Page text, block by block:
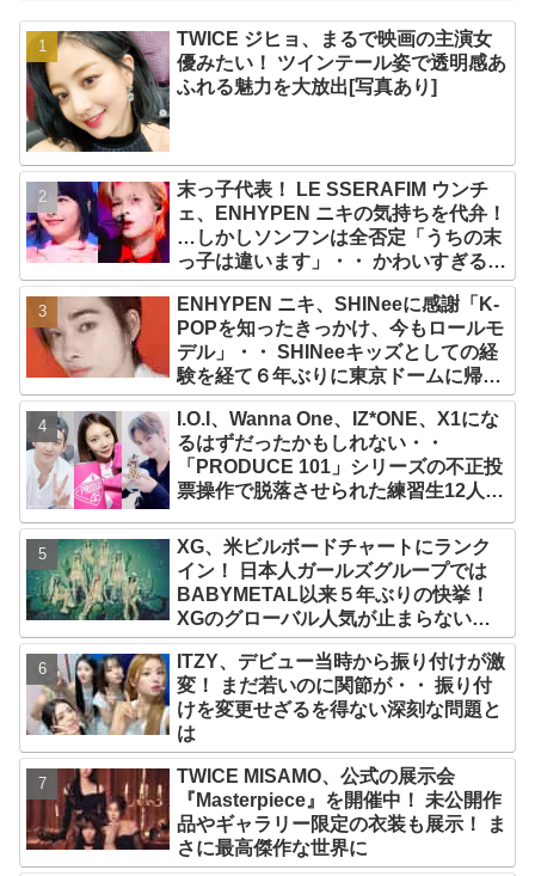
TWICE ジヒョ、まるで映画の主演女
優みたい！ ツインテール姿で透明感あ
ふれる魅力を大放出[写真あり]
末っ子代表！ LE SSERAFIM ウンチ
ェ、ENHYPEN ニキの気持ちを代弁！
…しかしソンフンは全否定「うちの末
っ子は違います」・・ かわいすぎる２
人の会話に爆笑
ENHYPEN ニキ、SHINeeに感謝「K-
POPを知ったきっかけ、今もロールモ
デル」・・ SHINeeキッズとしての経
験を経て６年ぶりに東京ドームに帰還
した感想は？
I.O.I、Wanna One、IZ*ONE、X1にな
るはずだったかもしれない・・
「PRODUCE 101」シリーズの不正投
票操作で脱落させられた練習生12人の
XG、米ビルボードチャートにランク
イン！ 日本人ガールズグループでは
BABYMETAL以来５年ぶりの快挙！
XGのグローバル人気が止まらない…
「コーチェラ2025」にも日本人唯一の
出演
ITZY、デビュー当時から振り付けが激
変！ まだ若いのに関節が・・ 振り付
けを変更せざるを得ない深刻な問題と
は
TWICE MISAMO、公式の展示会
『Masterpiece』を開催中！ 未公開作
品やギャラリー限定の衣装も展示！ ま
さに最高傑作な世界に